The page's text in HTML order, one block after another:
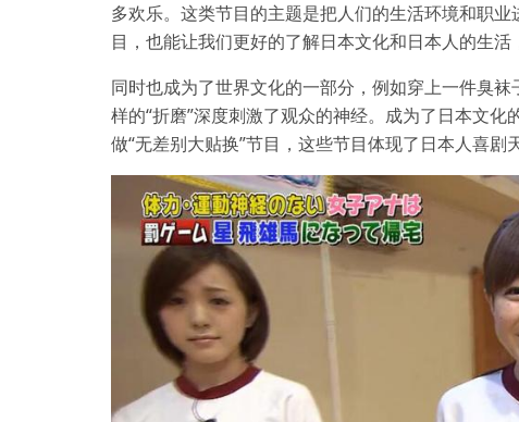
多欢乐。这类节目的主题是把人们的生活环境和职
目，也能让我们更好的了解日本文化和日本人的生活
同时也成为了世界文化的一部分，例如穿上一件臭
样的“折磨”深度刺激了观众的神经。成为了日本文
做“无差别大贴换”节目，这些节目体现了日本人喜剧